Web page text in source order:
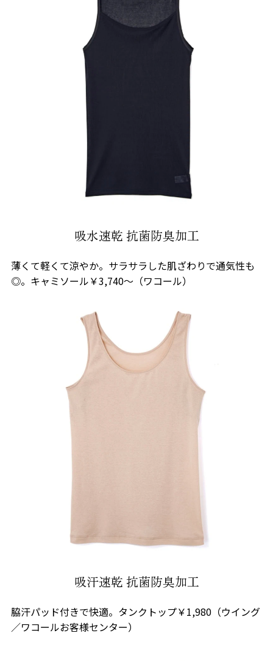
吸水速乾 抗菌防臭加工
薄くて軽くて涼やか。サラサラした肌ざわりで通気性も
◎。キャミソール￥3,740〜（ワコール）
吸汗速乾 抗菌防臭加工
脇汗パッド付きで快適。タンクトップ￥1,980（ウイング
／ワコールお客様センター）